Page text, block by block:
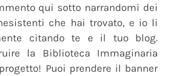
qui sotto narrandomi dei
che hai trovato, e io li
citando te e il tuo blog.
la Biblioteca Immaginaria
Puoi prendere il banner